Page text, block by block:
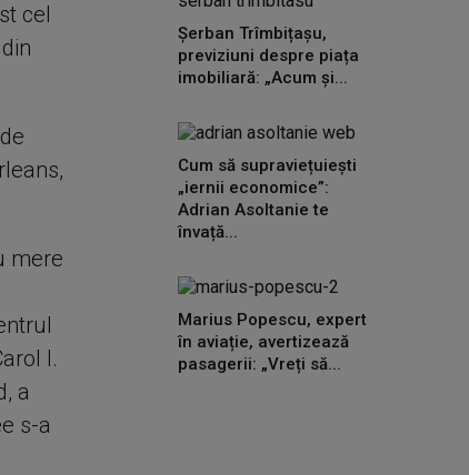
cel
mere
I.
a
s-a
Șerban Trîmbițașu,
previziuni despre piața
imobiliară: „Acum și...
Cum să supraviețuiești
„iernii economice”:
Adrian Asoltanie te
învață...
Marius Popescu, expert
în aviație, avertizează
pasagerii: „Vreți să...